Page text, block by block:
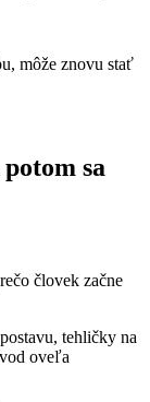
môže znovu stať
sa
človek začne
tehličky na
oveľa